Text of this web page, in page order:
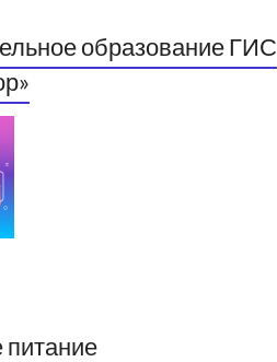
образование ГИС